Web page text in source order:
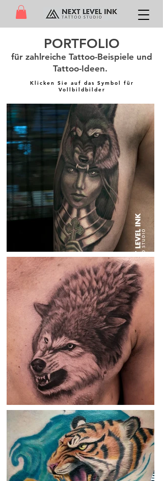
PORTFOLIO
für zahlreiche Tattoo-Beispiele und
Tattoo-Ideen.
Klicken Sie auf das Symbol für
Vollbildbilder